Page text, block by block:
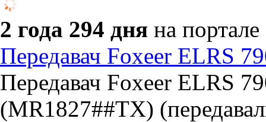
2 года 294 дня на портале
Передавач Foxeer ELRS
Передавач Foxeer ELRS
(MR1827##TX)